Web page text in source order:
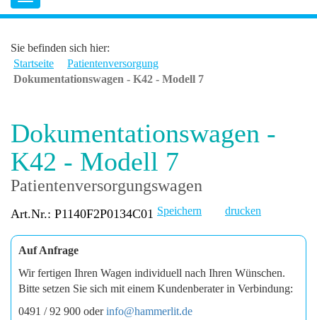
Sie befinden sich hier:
Startseite
Patientenversorgung
Dokumentationswagen - K42 - Modell 7
Dokumentationswagen -
K42 - Modell 7
Patientenversorgungswagen
Art.Nr.: P1140F2P0134C01 Speichern drucken
Auf Anfrage
Wir fertigen Ihren Wagen individuell nach Ihren Wünschen.
Bitte setzen Sie sich mit einem Kundenberater in Verbindung:
0491 / 92 900 oderinfo@hammerlit.de